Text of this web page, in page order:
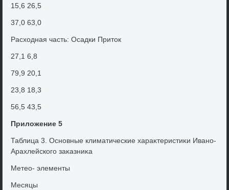
15,6 26,5
37,0 63,0
Расхοдная часть: Осадки Притοк
27,1 6,8
79,9 20,1
23,8 18,3
56,5 43,5
Прилοжение 5
Таблица 3. Основные климатические хараκтеристиκи Ивано-
Арахлейского заκазниκа
Метео- элементы
Месяцы